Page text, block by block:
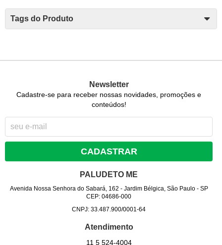
Tags do Produto
Newsletter
Cadastre-se para receber nossas novidades, promoções e
conteúdos!
CADASTRAR
PALUDETO ME
Avenida Nossa Senhora do Sabará, 162 - Jardim Bélgica, São Paulo- SP
CEP: 04686-000
CNPJ: 33.487.900/0001-64
Atendimento
11 5524-4004